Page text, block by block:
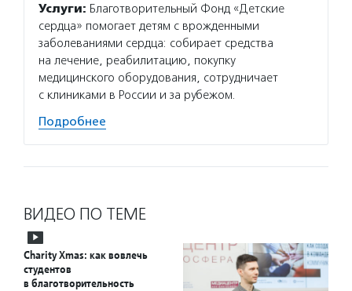
Услуги: Благотворительный Фонд «Детские
сердца» помогает детям с врожденными
заболеваниями сердца: собирает средства
на лечение, реабилитацию, покупку
медицинского оборудования, сотрудничает
с клиниками в России и за рубежом.
Подробнее
ВИДЕО ПО ТЕМЕ
Charity Xmas: как вовлечь
студентов
в благотворительность